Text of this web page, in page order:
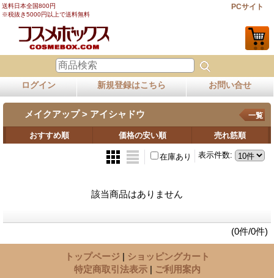
送料日本全国800円
※税抜き5000円以上で送料無料
PCサイト
ログイン 新規登録はこちら お問い合せ
メイクアップ > アイシャドウ 一覧
おすすめ順 価格の安い順 売れ筋順
表示件数:
在庫あり
該当商品はありません
(0件/0件)
トップページ | ショッピングカート
特定商取引法表示 | ご利用案内